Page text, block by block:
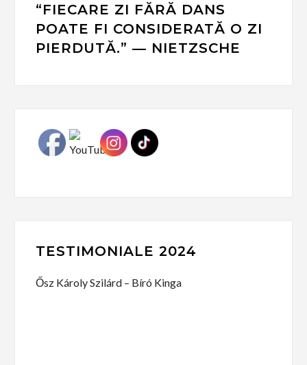
“FIECARE ZI FĂRĂ DANS
POATE FI CONSIDERATĂ O ZI
PIERDUTĂ.” ― NIETZSCHE
TESTIMONIALE 2024
Ősz Károly Szilárd – Bíró Kinga